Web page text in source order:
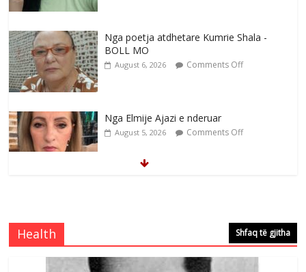
Nga poetja atdhetare Kumrie Shala -
BOLL MO
August 6, 2026 Comments Off
Nga Elmije Ajazi e nderuar
August 5, 2026 Comments Off
Comments Off
Health Shfaq të gjitha